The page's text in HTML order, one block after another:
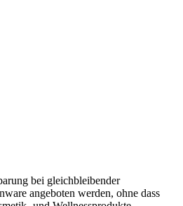
bei gleichbleibender
angeboten werden, ohne dass